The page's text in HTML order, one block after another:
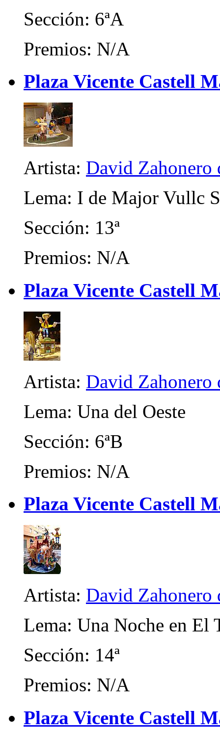
Sección: 6ªA
Premios: N/A
Plaza Vicente Castell
Artista: David Zahonero
Lema: I de Major Vullc
Sección: 13ª
Premios: N/A
Plaza Vicente Castell
Artista: David Zahonero
Lema: Una del Oeste
Sección: 6ªB
Premios: N/A
Plaza Vicente Castell
Artista: David Zahonero
Lema: Una Noche en El
Sección: 14ª
Premios: N/A
Plaza Vicente Castell